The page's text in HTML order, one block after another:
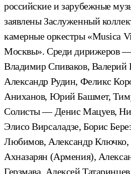
российские и зарубежные
заявлены Заслуженный
камерные оркестры «Musica
Москвы». Среди дирижеров —
Владимир Спиваков, Валерий
Александр Рудин, Феликс
Аниханов, Юрий Башмет,
Солисты — Денис Мацуев,
Элисо Вирсаладзе, Борис
Любимов, Александр
Ахназарян (Армения),
Герзмава, Алексей